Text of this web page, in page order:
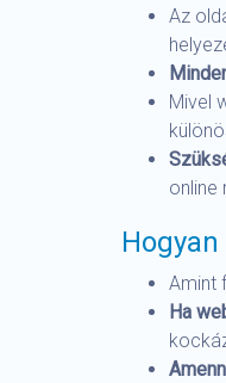
Az
Mivel
online
Amint
Ha